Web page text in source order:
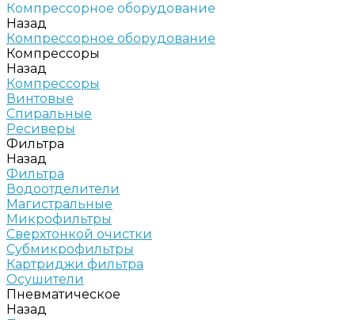
Компрессорное оборудование
Назад
Компрессорное оборудование
Компрессоры
Назад
Компрессоры
Винтовые
Спиральные
Ресиверы
Фильтра
Назад
Фильтра
Водоотделители
Магистральные
Микрофильтры
Сверхтонкой очистки
Субмикрофильтры
Картриджи фильтра
Осушители
Пневматическое
Назад